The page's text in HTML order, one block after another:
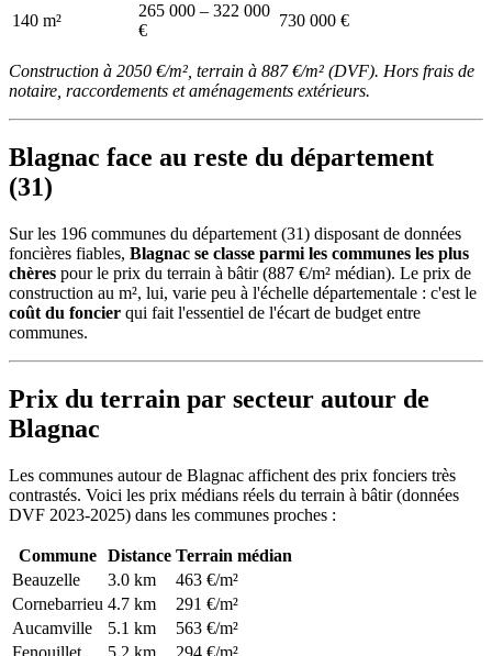
140 m²
265 000 – 322 000
€
730 000 €
Construction à 2050 €/m², terrain à 887 €/m² (DVF). Hors frais de
notaire, raccordements et aménagements extérieurs.
Blagnac face au reste du département
(31)
Sur les 196 communes du département (31) disposant de données
foncières fiables, Blagnac se classe parmi les communes les plus
chères pour le prix du terrain à bâtir (887 €/m² médian). Le prix de
construction au m², lui, varie peu à l'échelle départementale : c'est le
coût du foncier qui fait l'essentiel de l'écart de budget entre
communes.
Prix du terrain par secteur autour de
Blagnac
Les communes autour de Blagnac affichent des prix fonciers très
contrastés. Voici les prix médians réels du terrain à bâtir (données
DVF 2023-2025) dans les communes proches :
Commune Distance Terrain médian
Beauzelle
3.0 km
463 €/m²
Cornebarrieu 4.7 km
291 €/m²
Aucamville
5.1 km
563 €/m²
Fenouillet
5.2 km
294 €/m²